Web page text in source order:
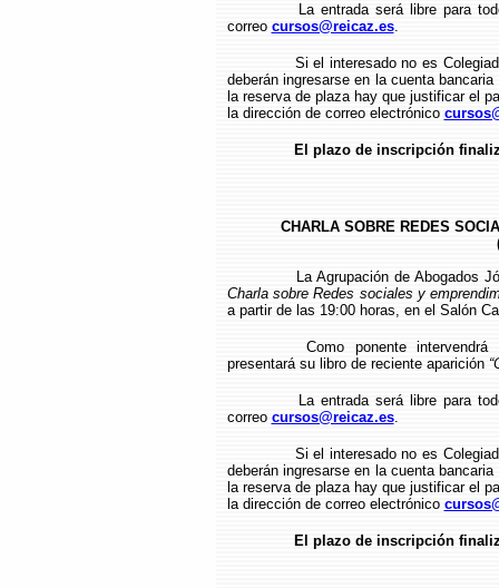
La entrada será libre para
correo cursos@reicaz.es.
Si el interesado no es
deberán ingresarse en la cuenta
la reserva de plaza hay que justificar el
la dirección de correo electrónico
El plazo de inscripción
CHARLA SOBRE REDES
La Agrupación de Abogados
Charla sobre Redes sociales y
a partir de las 19:00 horas, en el Salón
Como ponente
presentará su libro de reciente aparición
La entrada será libre para
correo cursos@reicaz.es.
Si el interesado no es
deberán ingresarse en la cuenta
la reserva de plaza hay que justificar el
la dirección de correo electrónico
El plazo de inscripción